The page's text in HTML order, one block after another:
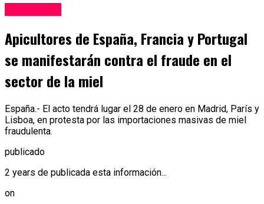
Apicultores de España, Francia y Portugal
se manifestarán contra el fraude en el
sector de la miel
España.- El acto tendrá lugar el 28 de enero en Madrid, París y
Lisboa, en protesta por las importaciones masivas de miel
fraudulenta.
publicado
2 years de publicada esta información...
on